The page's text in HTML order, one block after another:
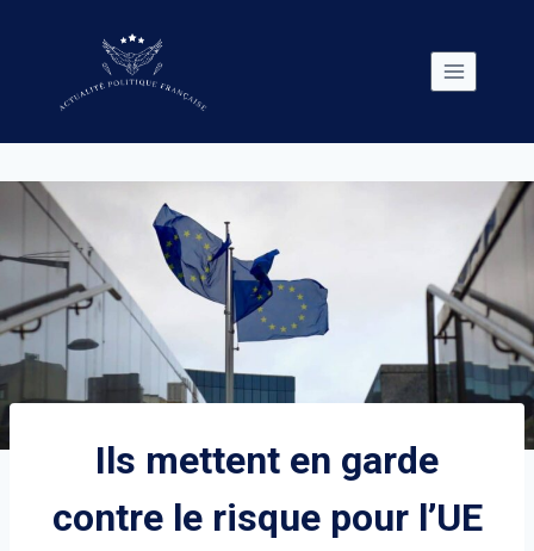
Ils mettent en garde
contre le risque pour l’UE